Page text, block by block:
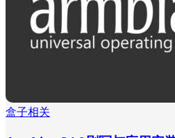
盒子相关